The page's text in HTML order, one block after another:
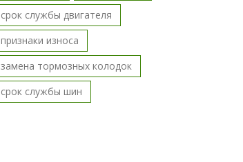
срок службы двигателя
признаки износа
замена тормозных колодок
срок службы шин